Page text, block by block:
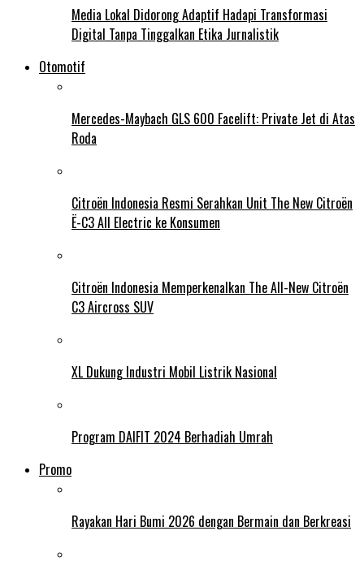
Media Lokal Didorong Adaptif Hadapi Transformasi
Digital Tanpa Tinggalkan Etika Jurnalistik
Otomotif
Mercedes-Maybach GLS 600 Facelift: Private Jet di Atas
Roda
Citroën Indonesia Resmi Serahkan Unit The New Citroën
Ë-C3 All Electric ke Konsumen
Citroën Indonesia Memperkenalkan The All-New Citroën
C3 Aircross SUV
XL Dukung Industri Mobil Listrik Nasional
Program DAIFIT 2024 Berhadiah Umrah
Promo
Rayakan Hari Bumi 2026 dengan Bermain dan Berkreasi